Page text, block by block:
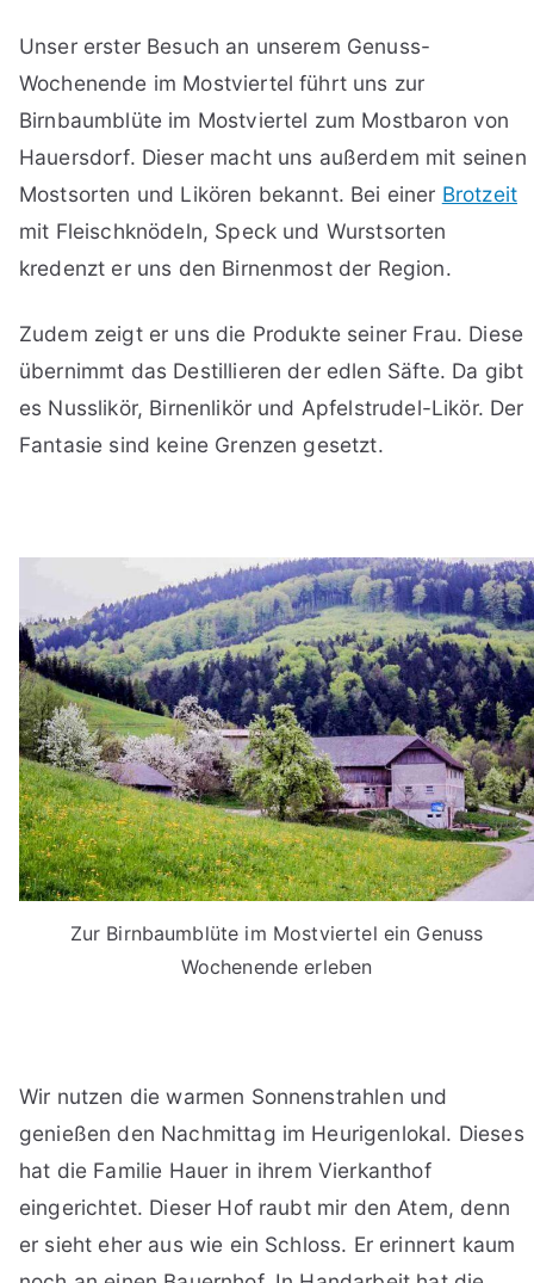
Unser erster Besuch an unserem Genuss-
Wochenende im Mostviertel führt uns zur
Birnbaumblüte im Mostviertel zum Mostbaron von
Hauersdorf. Dieser macht uns außerdem mit seinen
Mostsorten und Likören bekannt. Bei einer Brotzeit
mit Fleischknödeln, Speck und Wurstsorten
kredenzt er uns den Birnenmost der Region.
Zudem zeigt er uns die Produkte seiner Frau. Diese
übernimmt das Destillieren der edlen Säfte. Da gibt
es Nusslikör, Birnenlikör und Apfelstrudel-Likör. Der
Fantasie sind keine Grenzen gesetzt.
Zur Birnbaumblüte im Mostviertel ein Genuss
Wochenende erleben
Wir nutzen die warmen Sonnenstrahlen und
genießen den Nachmittag im Heurigenlokal. Dieses
hat die Familie Hauer in ihrem Vierkanthof
eingerichtet. Dieser Hof raubt mir den Atem, denn
er sieht eher aus wie ein Schloss. Er erinnert kaum